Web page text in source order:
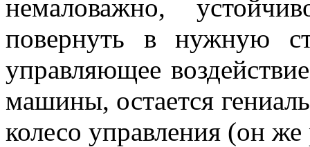
немаловажно,
повернуть в нужную
управляющее
машины, остается
колесо управления (он же